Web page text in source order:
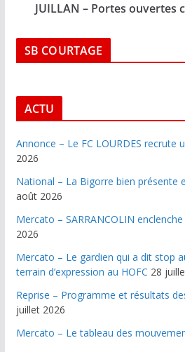
JUILLAN – Portes ouvertes
SB COURTAGE
ACTU
Annonce – Le FC LOURDES recrute
2026
National – La Bigorre bien présente
août 2026
Mercato – SARRANCOLIN
2026
Mercato – Le gardien qui a dit stop
terrain d’expression au HOFC 28
Reprise – Programme et résultats
juillet 2026
Mercato – Le tableau des